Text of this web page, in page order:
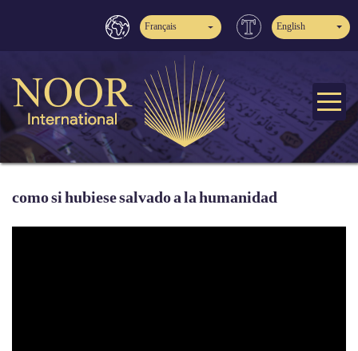
Français English
como si hubiese salvado a la humanidad